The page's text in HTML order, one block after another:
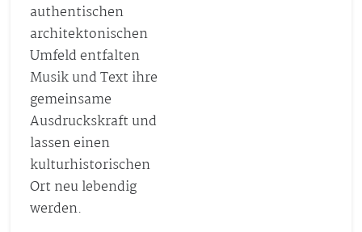
authentischen
architektonischen
Umfeld entfalten
Musik und Text ihre
gemeinsame
Ausdruckskraft und
lassen einen
kulturhistorischen
Ort neu lebendig
werden.